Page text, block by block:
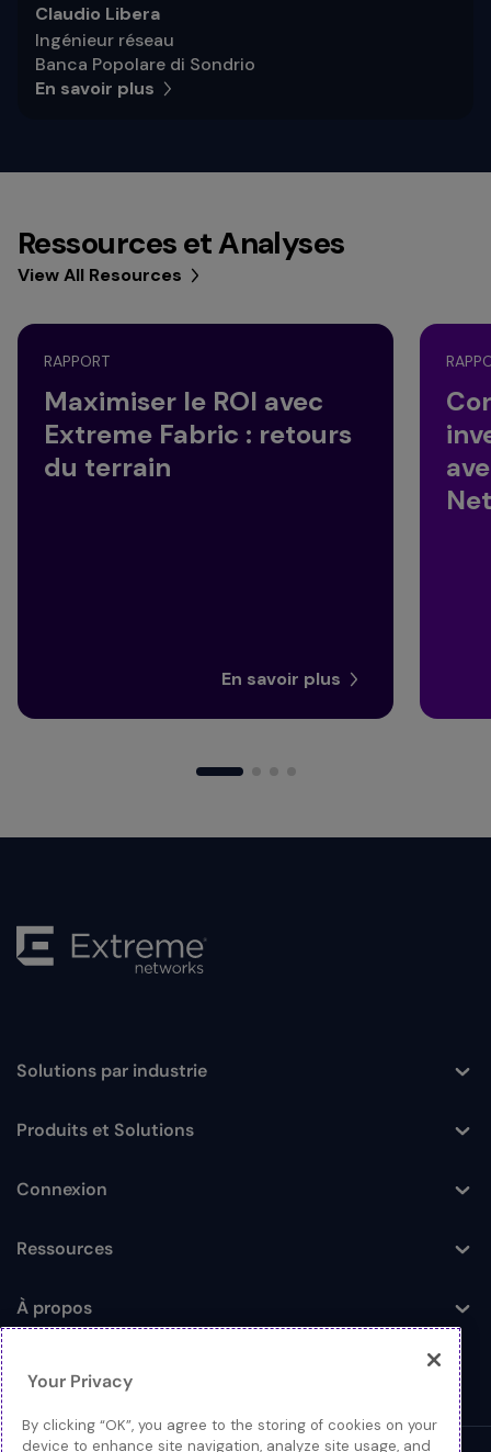
Claudio Libera
Ingénieur réseau
Banca Popolare di Sondrio
En savoir plus
Ressources et Analyses
View All Resources
RAPPORT
Maximiser le ROI avec
Extreme Fabric : retours
du terrain
En savoir plus
Toggle
Solutions par industrie
Toggle
Produits et Solutions
Toggle
Connexion
Toggle
Ressources
Toggle
À propos
Your Privacy
By clicking “OK”, you agree to the storing of cookies on your
device to enhance site navigation, analyze site usage, and